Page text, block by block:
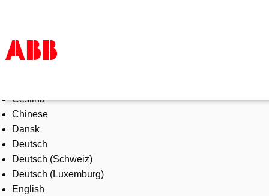
Products & Solutions
Industries
Services
About us
Where to buy
Contact us
Careers
Čeština
Chinese
Dansk
Deutsch
Deutsch (Schweiz)
Deutsch (Luxemburg)
English